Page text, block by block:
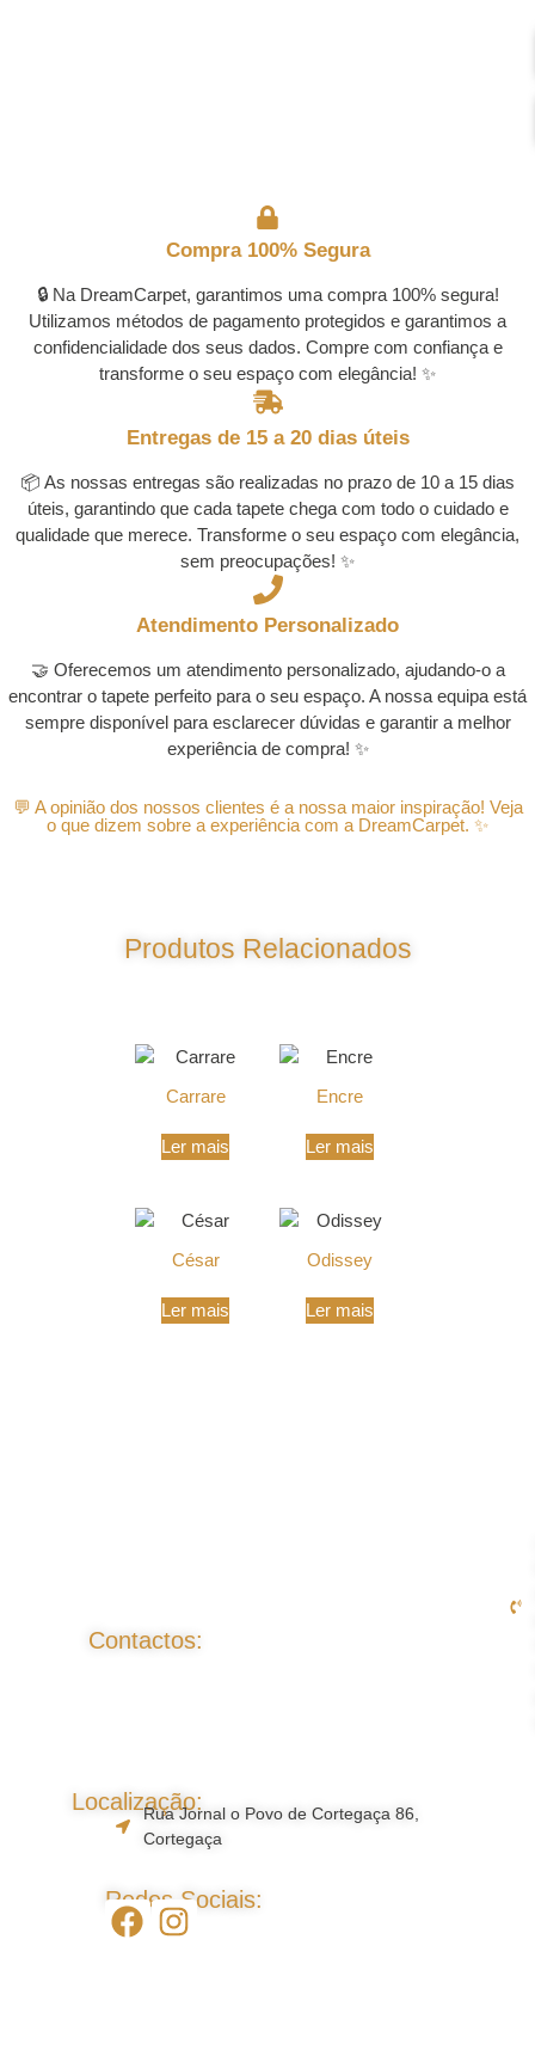
Compra 100% Segura
🔒 Na DreamCarpet, garantimos uma compra 100% segura!
Utilizamos métodos de pagamento protegidos e garantimos a
confidencialidade dos seus dados. Compre com confiança e
transforme o seu espaço com elegância! ✨
Entregas de 15 a 20 dias úteis
📦 As nossas entregas são realizadas no prazo de 10 a 15 dias
úteis, garantindo que cada tapete chega com todo o cuidado e
qualidade que merece. Transforme o seu espaço com elegância,
sem preocupações! ✨
Atendimento Personalizado
🤝 Oferecemos um atendimento personalizado, ajudando-o a
encontrar o tapete perfeito para o seu espaço. A nossa equipa está
sempre disponível para esclarecer dúvidas e garantir a melhor
experiência de compra! ✨
💬 A opinião dos nossos clientes é a nossa maior inspiração! Veja
o que dizem sobre a experiência com a DreamCarpet. ✨
Produtos Relacionados
Carrare
Ler mais
Encre
Ler mais
César
Ler mais
Odissey
Ler mais
Contactos:
Redes Sociais:
Localização:Rua Jornal o Povo de Cortegaça 86,
Cortegaça